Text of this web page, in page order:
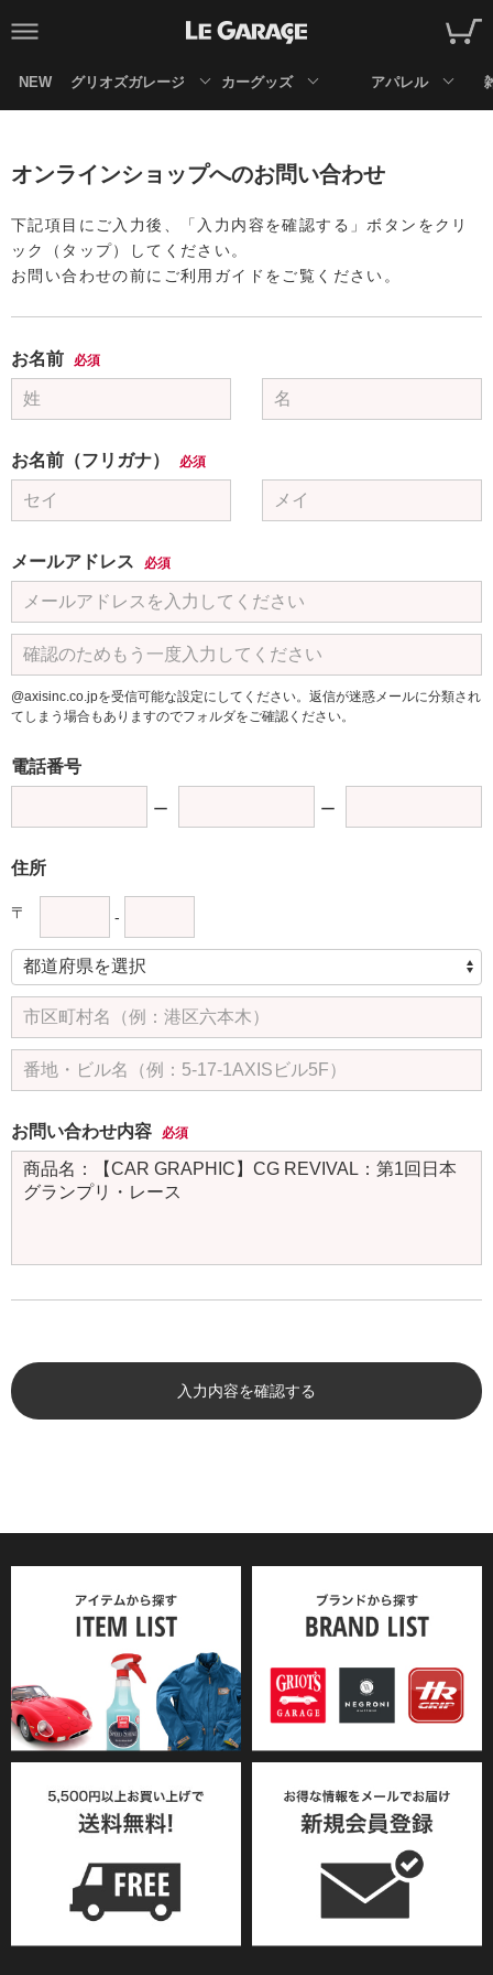
NEW グリオズガレージ カーグッズ アパレル
オンラインショップへのお問い合わせ
下記項目にご入力後、「入力内容を確認する」ボタンをクリ
ック（タップ）してください。
お問い合わせの前にご利用ガイドをご覧ください。
お名前 必須
お名前（フリガナ） 必須
メールアドレス 必須
@axisinc.co.jpを受信可能な設定にしてください。返信が迷惑メールに分類され
てしまう場合もありますのでフォルダをご確認ください。
電話番号
住所
〒 -
お問い合わせ内容 必須
入力内容を確認する